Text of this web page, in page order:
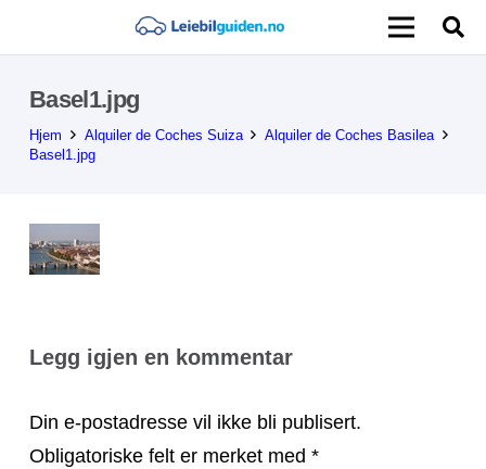
Basel1.jpg
Hjem Alquiler de Coches Suiza
Alquiler de Coches Basilea
Basel1.jpg
Legg igjen en kommentar
Din e-postadresse vil ikke bli publisert.
Obligatoriske felt er merket med *